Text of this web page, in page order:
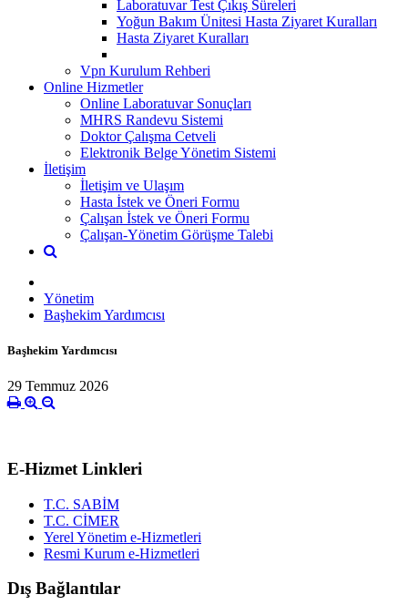
Laboratuvar Test Çıkış Süreleri
Yoğun Bakım Ünitesi Hasta Ziyaret Kuralları
Hasta Ziyaret Kuralları
Vpn Kurulum Rehberi
Online Hizmetler
Online Laboratuvar Sonuçları
MHRS Randevu Sistemi
Doktor Çalışma Cetveli
Elektronik Belge Yönetim Sistemi
İletişim
İletişim ve Ulaşım
Hasta İstek ve Öneri Formu
Çalışan İstek ve Öneri Formu
Çalışan-Yönetim Görüşme Talebi
Yönetim
Başhekim Yardımcısı
Başhekim Yardımcısı
29 Temmuz 2026
E-Hizmet Linkleri
T.C. SABİM
T.C. CİMER
Yerel Yönetim e-Hizmetleri
Resmi Kurum e-Hizmetleri
Dış Bağlantılar